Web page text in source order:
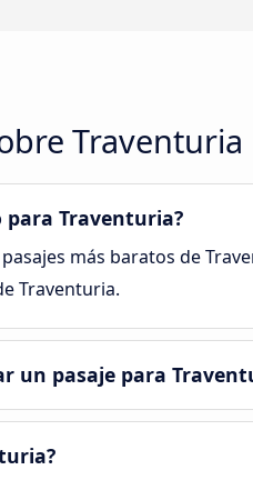
Traventuria
para Traventuria?
más baratos de
Traventuria.
un pasaje para